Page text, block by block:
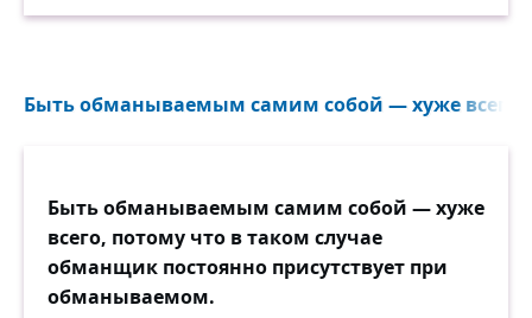
Быть обманываемым самим собой — хуже всего,
Быть обманываемым самим собой — хуже
всего, потому что в таком случае
обманщик постоянно присутствует при
обманываемом.